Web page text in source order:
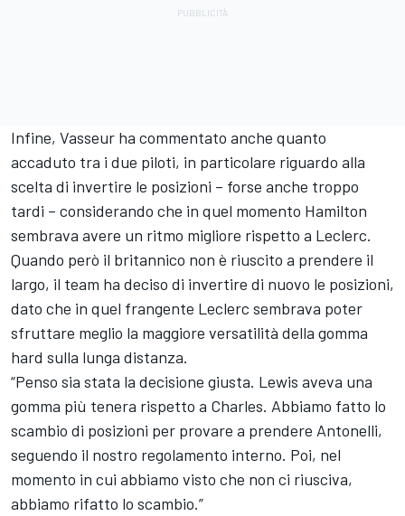
Infine, Vasseur ha commentato anche quanto
accaduto tra i due piloti, in particolare riguardo alla
scelta di invertire le posizioni – forse anche troppo
tardi – considerando che in quel momento Hamilton
sembrava avere un ritmo migliore rispetto a Leclerc.
Quando però il britannico non è riuscito a prendere il
largo, il team ha deciso di invertire di nuovo le posizioni,
dato che in quel frangente Leclerc sembrava poter
sfruttare meglio la maggiore versatilità della gomma
hard sulla lunga distanza.
“Penso sia stata la decisione giusta. Lewis aveva una
gomma più tenera rispetto a Charles. Abbiamo fatto lo
scambio di posizioni per provare a prendere Antonelli,
seguendo il nostro regolamento interno. Poi, nel
momento in cui abbiamo visto che non ci riusciva,
abbiamo rifatto lo scambio.”